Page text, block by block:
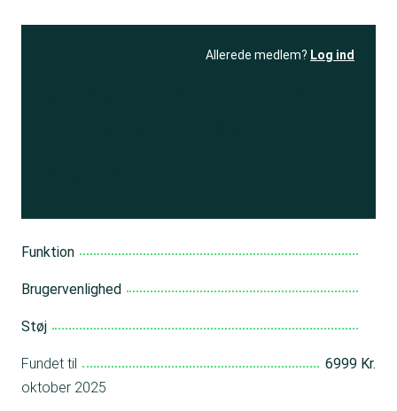
Allerede medlem? Log ind
Funktion
Brugervenlighed
Støj
Fundet til
6999 Kr.
oktober 2025